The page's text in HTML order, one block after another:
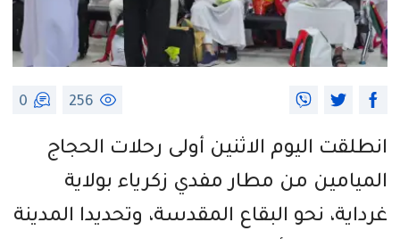
256
0
انطلقت اليوم الاثنين أولى رحلات الحجاج
الميامين من مطار مفدي زكرياء بولاية
غرداية، نحو البقاع المقدسة، وتحديدا المدينة